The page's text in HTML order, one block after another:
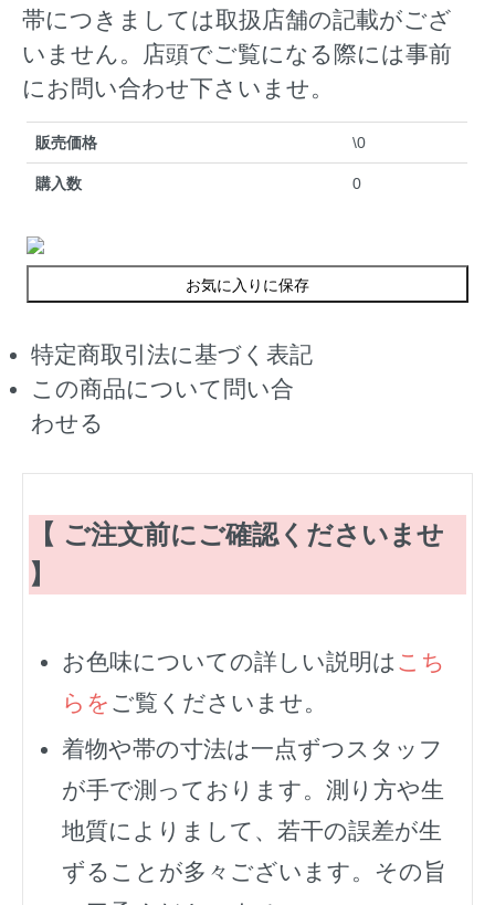
帯につきましては取扱店舗の記載がござ
いません。店頭でご覧になる際には事前
にお問い合わせ下さいませ。
販売価格 \0
購入数 0
お気に入りに保存
特定商取引法に基づく表記
この商品について問い合
わせる
【 ご注文前にご確認くださいませ
】
お色味についての詳しい説明は こち
らを ご覧くださいませ。
着物や帯の寸法は一点ずつスタッフ
が手で測っております。測り方や生
地質によりまして、若干の誤差が生
ずることが多々ございます。その旨